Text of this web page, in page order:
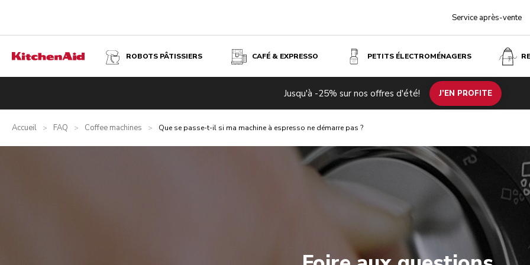
Service après-vente
ROBOTS PÂTISSIERS CAFÉ & EXPRESSO PETITS ÉLECTROMÉNAGERS
Jusqu'à -25% sur nos offres d'été! J’EN PROFITE
Accueil > FAQ > Coffee machines > Que se passe-t-il si ma machine à espresso ne démarre pas ?